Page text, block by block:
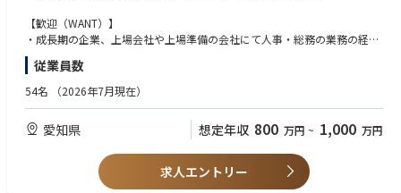
き、「この座組みであれば法的安定性を保ちながらビジネスを最大化でき
る」というスキームを自らデザインする、クリエイティブな法務の真髄を
味わえます。
２．経営の解像度が上がる、コックピットでの意思決定
経営陣のすぐ隣で、会社の命運を左右する経営判断や事業戦略にリーガル
のプロフェッショナルとして参画できます。単なる作業者として文面を直
すのではなく、「会社としてどこまでのリスクを取り、どこを絶対に死守
磨かれる環境です。
を上場いたしました。
中途・新卒採用業務を中心に、人事制度、研修・教育等、人事業務全般の
企画立案、構築運営をお任せします。
人事領域の業務経験の方は、これまでの業務経験を勘案して、当社の成長
戦略として重要な全社横断の採用戦略の立案～実行までもお願いしていき
ます。
著しい企業で、幅広い人事業務の経験に磨きをかけながら人事専門領域の
キャリアを高めていっていただけます。
【歓迎（WANT）】
・成長期の企業、上場会社や上場準備の会社にて人事・総務の業務の経験
のある方
・中途採用企画・業務改善（定量/定性/数値分析を人事企画に反映）の経
験
【求める人物像】
◆向上心をもって素直に学び続けることができる方 ◆アグレッシブな
チャレンジ精神を持っておられる方
◆成長段階にある企業で活躍したい方 ◆社会貢献度の高い仕事がした
従業員数
54名 （2026年7月現在）
愛知県 想定年収 800 万円 ~ 1,000 万円
求人エントリー